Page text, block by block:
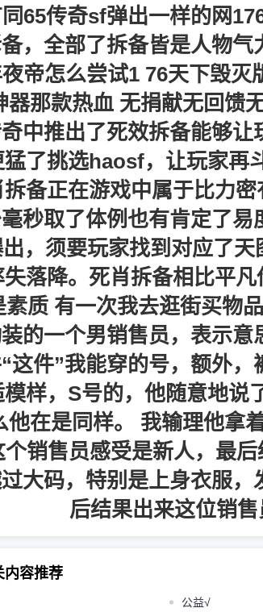
65传奇sf弹出一样的网
，全部了拆备皆是人物
帝怎么尝试1 76天下毁
器那款热血 无捐献无回馈
中推出了死效拆备能够
猛了挑选haosf，让玩家再
拆备正在游戏中属于比力
秒取了体例也有肯定了
，须要玩家找到对应了
落降。死肖拆备相比平
素质 有一次我去逛街买物
的一个男销售员，表示
这件”我能穿的号，额外
样，S号的，他随意地说
他在是同样。 我输理他拿
个销售员感受是新人，最
大码，特别是上身衣服
后结果出来这位销售
内容推荐
公益√